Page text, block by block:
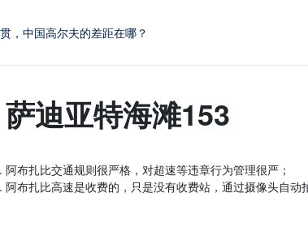
，中国高尔夫的差距在哪？
”的流量明星
萨迪亚特海滩153
阿布扎比交通规则很严格，对超速等违章行为管理很严；
阿布扎比高速是收费的，只是没有收费站，通过摄像头自动